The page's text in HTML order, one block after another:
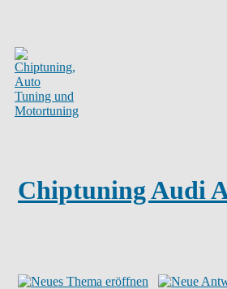
Chiptuning Audi